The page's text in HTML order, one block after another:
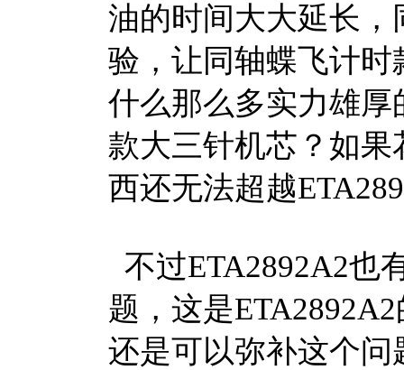
油的时间大大延长
验，让同轴蝶飞计
什么那么多实力雄
款大三针机芯？如
西还无法超越
不过ETA2892A2也
题，这是
还是可以弥补这个问